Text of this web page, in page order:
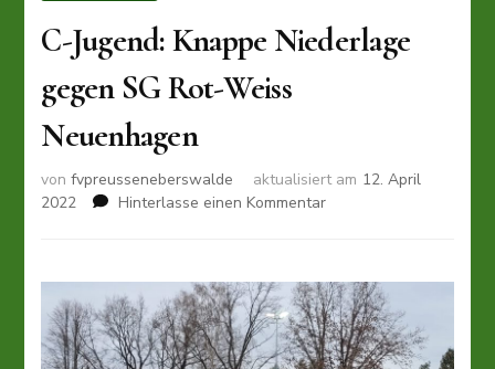
C-Jugend: Knappe Niederlage
gegen SG Rot-Weiss
Neuenhagen
vonfvpreusseneberswalde aktualisiert am 12. April
2022
Hinterlasse einen Kommentarzu
Niederlage
gegen
SG
Rot-